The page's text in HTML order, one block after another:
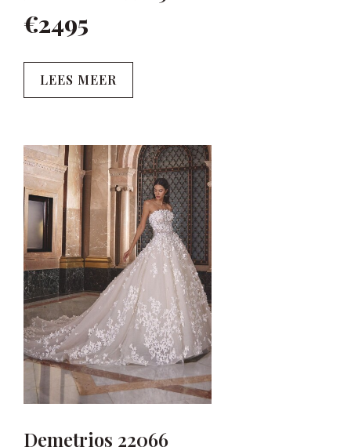
€2495
LEES MEER
Demetrios 22066